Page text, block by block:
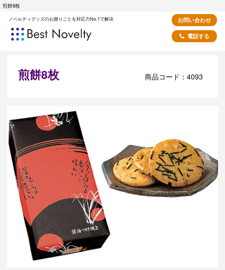
煎餅8枚
ノベルティグッズのお困りごとを対応力No.1で解決
お問い合わせ
電話する
煎餅8枚 商品コード：4093